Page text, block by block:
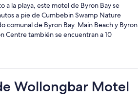
a la playa, este motel de Byron Bay se
a pie de Cumbebin Swamp Nature
comunal de Byron Bay. Main Beach y Byron
Centre también se encuentran a 10
Wollongbar Motel